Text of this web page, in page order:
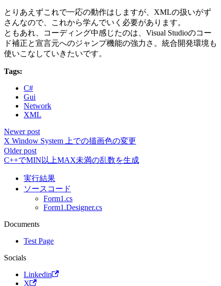
とりあえずこれで一応の動作はしますが、XMLの扱いがず
さんなので、これから学んでいく必要があります。
ともあれ、コーディング中感じたのは、Visual Studioのコー
ド補正と宣言元へのジャンプ機能の強力さ。統合開発環境も
使いこなしていきたいです。
Tags:
C#
Gui
Network
XML
Newer post
X Window System 上での描画色の変更
Older post
C++でMIN以上MAX未満の乱数を生成
実行結果
ソースコード
Form1.cs
Form1.Designer.cs
Documents
Test Page
Socials
Linkedin
X